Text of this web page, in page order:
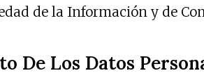
de la Información y de
De Los Datos